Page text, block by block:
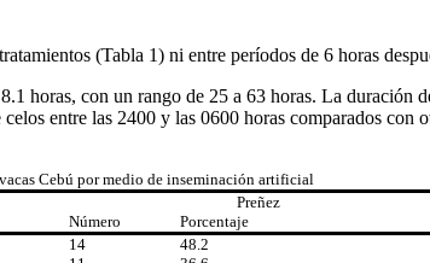
(Tabla 1) ni entre períodos de 6 horas
horas, con un rango de 25 a 63 horas. La duración
entre las 2400 y las 0600 horas comparados con
Cebú por medio de inseminación artificial
Preñez
Número
Porcentaje
14
48.2